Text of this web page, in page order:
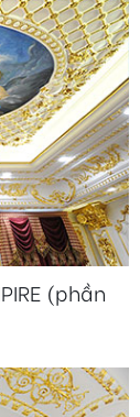
(phần